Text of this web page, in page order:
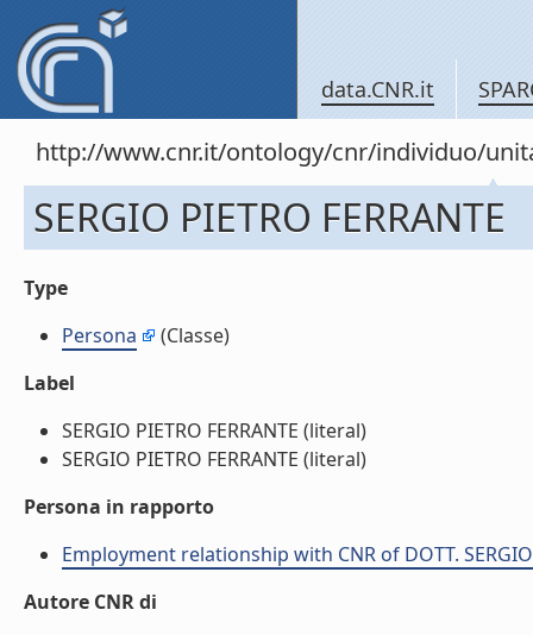
data.CNR.it
http://www.cnr.it/ontology/cnr/individuo/
SERGIO PIETRO FERRANTE
Type
Persona
(Classe)
Label
SERGIO PIETRO FERRANTE (literal)
SERGIO PIETRO FERRANTE (literal)
Persona in rapporto
Employment relationship with CNR of DOTT. SERGIO
Autore CNR di